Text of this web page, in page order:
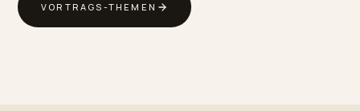
VORTRAGS-THEMEN